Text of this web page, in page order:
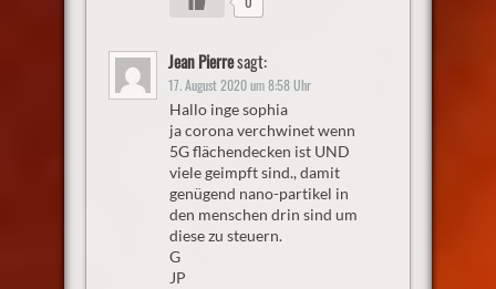
Jean Pierresagt:
17. August 2020 um 8:58 Uhr
Hallo inge sophia
ja corona verchwinet wenn
5G flächendecken ist UND
viele geimpft sind., damit
genügend nano-partikel in
den menschen drin sind um
diese zu steuern.
G
JP